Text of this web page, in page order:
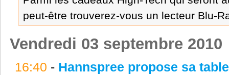
peut-être trouverez-vous un lecteur Blu-
Vendredi 03 septembre 2010
16:40 - Hannspree propose sa